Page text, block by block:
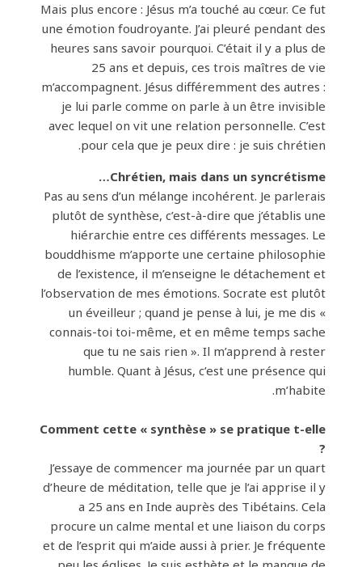
Mais plus encore : Jésus m’a touché au cœur. Ce fut
une émotion foudroyante. J’ai pleuré pendant des
heures sans savoir pourquoi. C’était il y a plus de
25 ans et depuis, ces trois maîtres de vie
m’accompagnent. Jésus différemment des autres :
je lui parle comme on parle à un être invisible
avec lequel on vit une relation personnelle. C’est
pour cela que je peux dire : je suis chrétien.
Chrétien, mais dans un syncrétisme…
Pas au sens d’un mélange incohérent. Je parlerais
plutôt de synthèse, c’est-à-dire que j’établis une
hiérarchie entre ces différents messages. Le
bouddhisme m’apporte une certaine philosophie
de l’existence, il m’enseigne le détachement et
l’observation de mes émotions. Socrate est plutôt
un éveilleur ; quand je pense à lui, je me dis «
connais-toi toi-même, et en même temps sache
que tu ne sais rien ». Il m’apprend à rester
humble. Quant à Jésus, c’est une présence qui
m’habite.
Comment cette « synthèse » se pratique t-elle
?
J’essaye de commencer ma journée par un quart
d’heure de méditation, telle que je l’ai apprise il y
a 25 ans en Inde auprès des Tibétains. Cela
procure un calme mental et une liaison du corps
et de l’esprit qui m’aide aussi à prier. Je fréquente